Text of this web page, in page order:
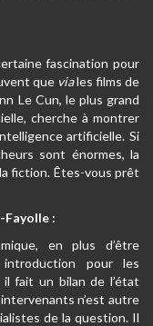
fascination pour
que viales films de
Le Cun, le plus grand
cherche à montrer
artificielle. Si
sont énormes, la
fiction. Êtes-vous prêt
Fayolle :
en plus d’être
pour les
fait un bilan de l’état
n’est autre
de la question. Il